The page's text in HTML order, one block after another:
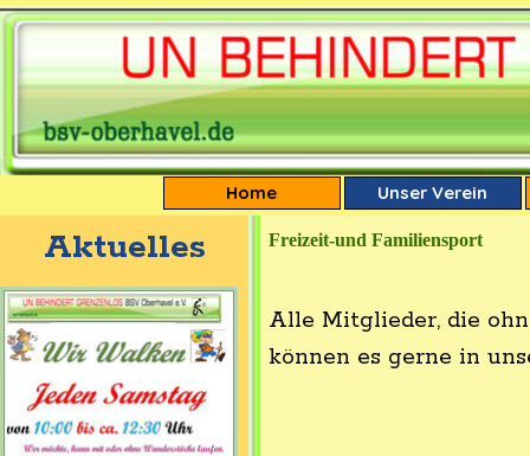
Direkt zum Seiteninhalt
Home Unser Verein
Aktuelles Freizeit-und Familiensport
Alle Mitglieder, die
können es gerne in